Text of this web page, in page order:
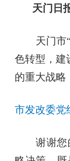
天门日
天门市
色转型，建
的重大战略
市发改委党
谢谢